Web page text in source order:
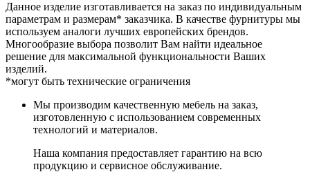
Данное изделие изготавливается на заказ по индивидуальным
параметрам и размерам* заказчика. В качестве фурнитуры мы
используем аналоги лучших европейских брендов.
Многообразие выбора позволит Вам найти идеальное
решение для максимальной функциональности Ваших
изделий.
*могут быть технические ограничения
Мы производим качественную мебель на заказ,
изготовленную с использованием современных
технологий и материалов.
Наша компания предоставляет гарантию на всю
продукцию и сервисное обслуживание.